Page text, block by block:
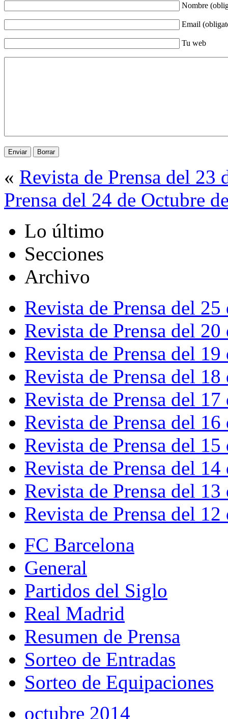
Nombre
Email
Tu web
« Revista de Prensa del 23
Prensa del 24 de Octubre
Lo último
Secciones
Archivo
Revista de Prensa del
Revista de Prensa del
Revista de Prensa del
Revista de Prensa del
Revista de Prensa del
Revista de Prensa del
Revista de Prensa del
Revista de Prensa del
Revista de Prensa del
Revista de Prensa del
FC Barcelona
General
Partidos del Siglo
Real Madrid
Resumen de Prensa
Sorteo de Entradas
Sorteo de Equipaciones
octubre 2014